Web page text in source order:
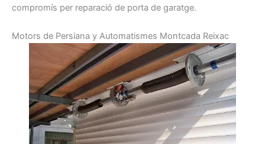
compromís per reparació de porta de garatge.
Motors de Persiana y Automatismes Montcada Reixac